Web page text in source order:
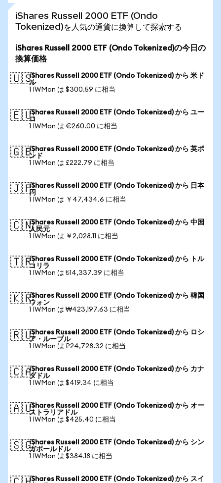
iShares Russell 2000 ETF (Ondo
Tokenized)を人気の通貨に換算して探索する
iShares Russell 2000 ETF (Ondo Tokenized)の今日の
換算価格
🇺🇸iShares Russell 2000 ETF (Ondo Tokenized) から 米ド
ル
1 IWMon は $300.59 に相当
🇪🇺iShares Russell 2000 ETF (Ondo Tokenized) から ユー
ロ
1 IWMon は €260.00 に相当
🇬🇧iShares Russell 2000 ETF (Ondo Tokenized) から 英ポ
ンド
1 IWMon は £222.79 に相当
🇯🇵iShares Russell 2000 ETF (Ondo Tokenized) から 日本
円
1 IWMon は ￥47,434.6 に相当
🇨🇳iShares Russell 2000 ETF (Ondo Tokenized) から 中国
人民元
1 IWMon は ￥2,028.11 に相当
🇹🇷iShares Russell 2000 ETF (Ondo Tokenized) から トル
コリラ
1 IWMon は ₺14,337.39 に相当
🇰🇷iShares Russell 2000 ETF (Ondo Tokenized) から 韓国
ウォン
1 IWMon は ₩423,197.63 に相当
🇷🇺iShares Russell 2000 ETF (Ondo Tokenized) から ロシ
ア・ルーブル
1 IWMon は ₽24,728.32 に相当
🇨🇦iShares Russell 2000 ETF (Ondo Tokenized) から カナ
ダドル
1 IWMon は $419.34 に相当
🇦🇺iShares Russell 2000 ETF (Ondo Tokenized) から オー
ストラリアドル
1 IWMon は $425.40 に相当
🇸🇬iShares Russell 2000 ETF (Ondo Tokenized) から シン
ガポールドル
1 IWMon は $384.18 に相当
iShares Russell 2000 ETF (Ondo Tokenized) から スイ